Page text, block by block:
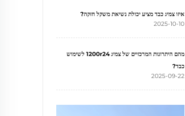
איזו צמיג כבד מציע יכולת נשיאת משקל חזקה?
2025-10-10
מהם היתרונות המרכזיים של צמיג 1200r24 לשימוש
כבד?
2025-09-22